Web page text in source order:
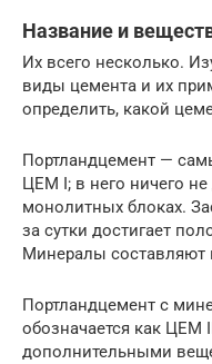
Название и
Их всего несколько.
виды цемента и их
определить, какой
Портландцемент —
ЦЕМ I; в него ничего
монолитных блоках.
за сутки достигает
Минералы составляют
Портландцемент с
обозначается как ЦЕМ
дополнительными